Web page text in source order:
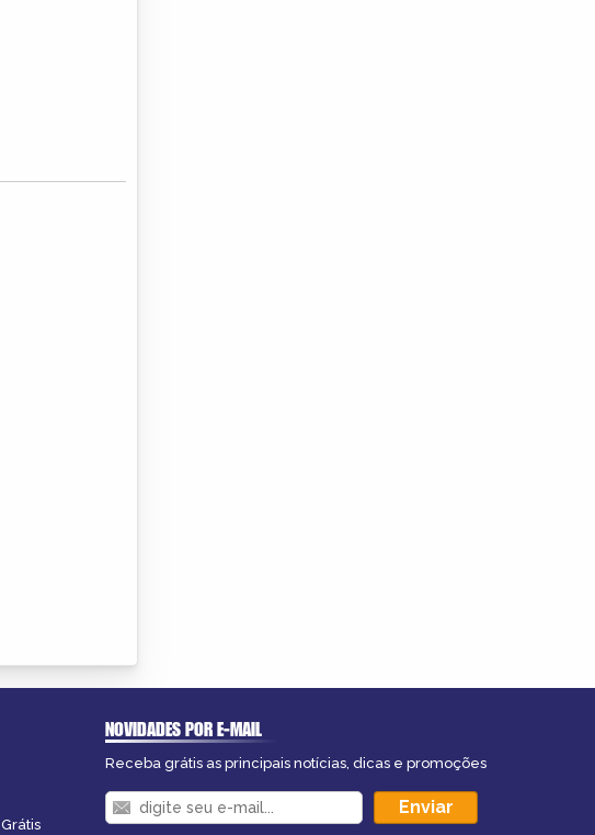
Grátis
NOVIDADES POR E-MAIL
Receba grátis as principais notícias, dicas e promoções